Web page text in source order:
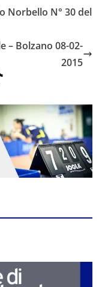
Norbello N° 30 del
– Bolzano 08-02-
2015